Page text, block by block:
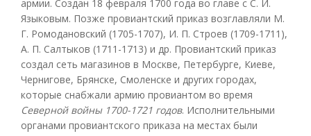
армии. Создан 18 февраля 1700 года во главе с С. И.
Языковым. Позже провиантский приказ возглавляли М.
Г. Ромодановский (1705-1707), И. П. Строев (1709-1711),
А. П. Салтыков (1711-1713) и др. Провиантский приказ
создал сеть магазинов в Москве, Петербурге, Киеве,
Чернигове, Брянске, Смоленске и других городах,
которые снабжали армию провиантом во время
Северной войны 1700-1721 годов. Исполнительными
органами провиантского приказа на местах были